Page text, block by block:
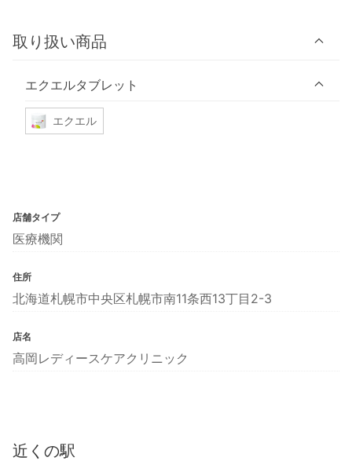
取り扱い商品
エクエルタブレット
エクエル
店舗タイプ
医療機関
住所
北海道札幌市中央区札幌市南11条西13丁目2-3
店名
高岡レディースケアクリニック
近くの駅